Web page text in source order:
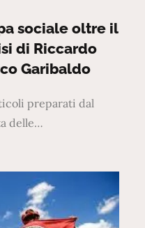
sociale oltre il
di Riccardo
Garibaldo
preparati dal
delle…